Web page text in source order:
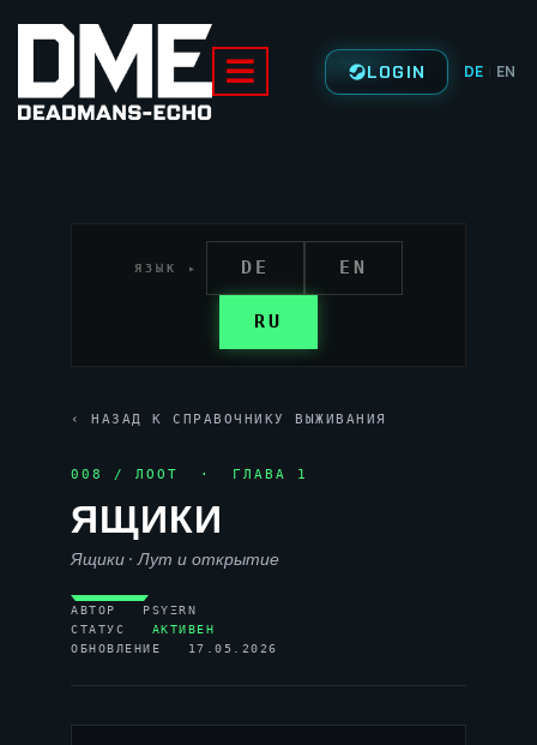
LOGIN DE | EN
ЯЗЫК ▸ DE EN
RU
‹ НАЗАД К СПРАВОЧНИКУ ВЫЖИВАНИЯ
008 / ЛOOT · ГЛАВА 1
ЯЩИКИ
Ящики · Лут и открытие
АВТОР PSYΞRN
СТАТУС АКТИВЕН
ОБНОВЛЕНИЕ 17.05.2026